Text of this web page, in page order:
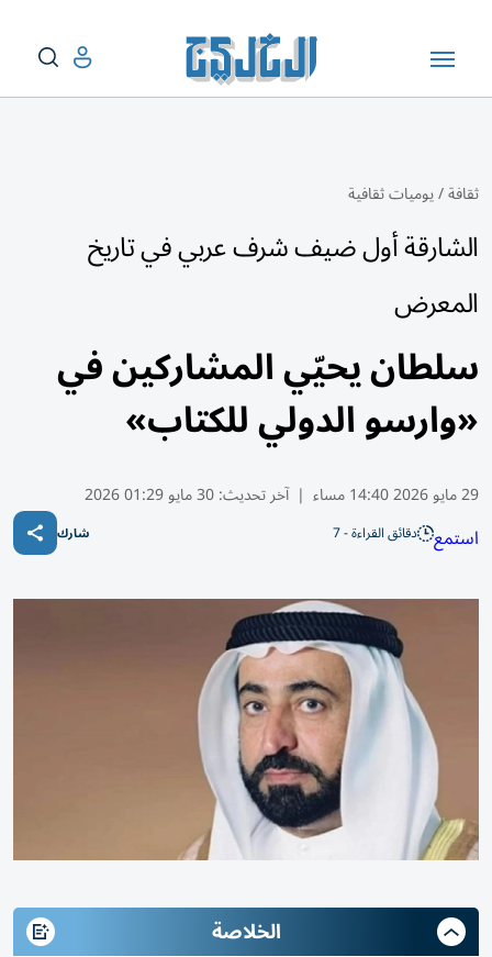
ثقافة/يوميات ثقافية
الشارقة أول ضيف شرف عربي في تاريخ
المعرض
سلطان يحيّي المشاركين في
«وارسو الدولي للكتاب»
29 مايو 2026 14:40 مساء | آخر تحديث:30 مايو 01:29 2026
استمع دقائق القراءة - 7 شارك
الخلاصة